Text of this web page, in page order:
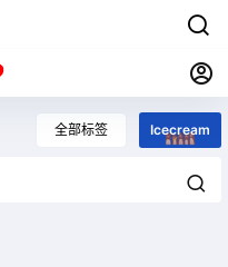
全部标签 Icecream